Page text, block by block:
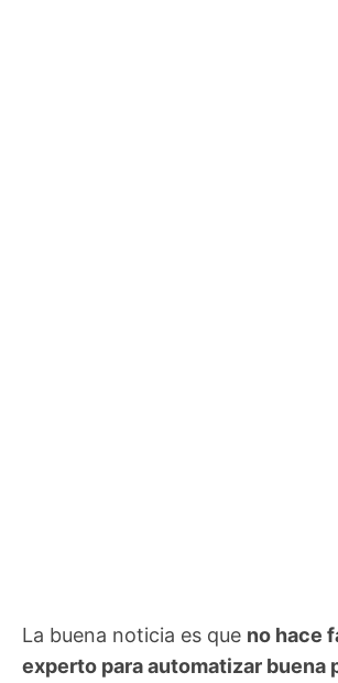
La buena noticia es que no hace
experto para automatizar buena